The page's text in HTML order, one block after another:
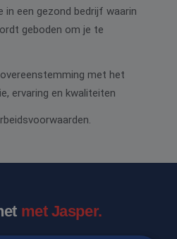
een gezond bedrijf waarin
geboden om je te
met het
ervaring en kwaliteiten
met Jasper.